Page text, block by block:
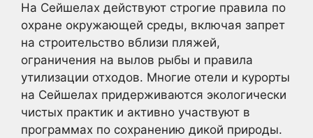
На Сейшелах действуют строгие правила по
охране окружающей среды, включая запрет
на строительство вблизи пляжей,
ограничения на вылов рыбы и правила
утилизации отходов. Многие отели и курорты
на Сейшелах придерживаются экологически
чистых практик и активно участвуют в
программах по сохранению дикой природы.